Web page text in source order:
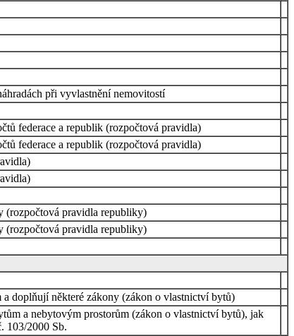
při vyvlastnění nemovitostí
federace a republik (rozpočtová pravidla)
federace a republik (rozpočtová pravidla)
(rozpočtová pravidla republiky)
(rozpočtová pravidla republiky)
doplňují některé zákony (zákon o vlastnictví bytů)
a nebytovým prostorům (zákon o vlastnictví bytů), jak
103/2000 Sb.